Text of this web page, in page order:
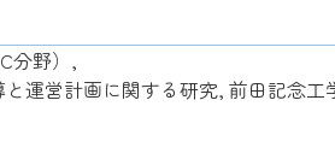
分野）,
運営計画に関する研究, 前田記念工